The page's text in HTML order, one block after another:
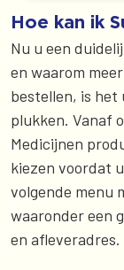
Hoe kan ik
Nu u een
en waarom
bestellen, is
plukken. Vanaf
Medicijnen
kiezen voordat
volgende menu
waaronder een
en afleveradres.